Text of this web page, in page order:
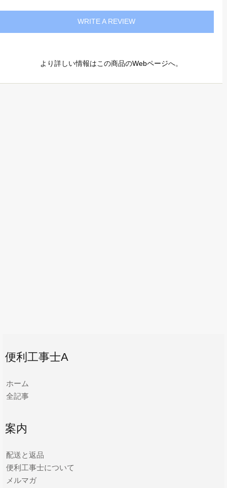
WRITE A REVIEW
より詳しい情報はこの商品のWebページへ。
便利工事士A
ホーム
全記事
案内
配送と返品
便利工事士について
メルマガ